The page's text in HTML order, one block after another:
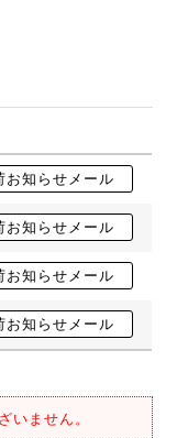
いません。